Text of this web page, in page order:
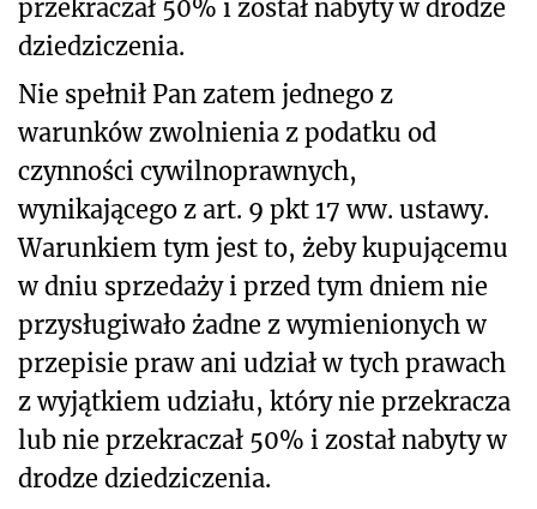
przekraczał 50% i został nabyty w drodze
dziedziczenia.
Nie spełnił Pan zatem jednego z
warunków zwolnienia z podatku od
czynności cywilnoprawnych,
wynikającego z art. 9 pkt 17 ww. ustawy.
Warunkiem tym jest to, żeby kupującemu
w dniu sprzedaży i przed tym dniem nie
przysługiwało żadne z wymienionych w
przepisie praw ani udział w tych prawach
z wyjątkiem udziału, który nie przekracza
lub nie przekraczał 50% i został nabyty w
drodze dziedziczenia.